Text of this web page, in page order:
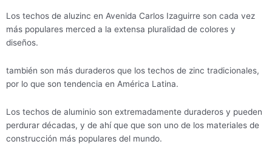
Los techos de aluzinc en Avenida Carlos Izaguirre son cada vez
más populares merced a la extensa pluralidad de colores y
diseños.
también son más duraderos que los techos de zinc tradicionales,
por lo que son tendencia en América Latina.
Los techos de aluminio son extremadamente duraderos y pueden
perdurar décadas, y de ahí que que son uno de los materiales de
construcción más populares del mundo.